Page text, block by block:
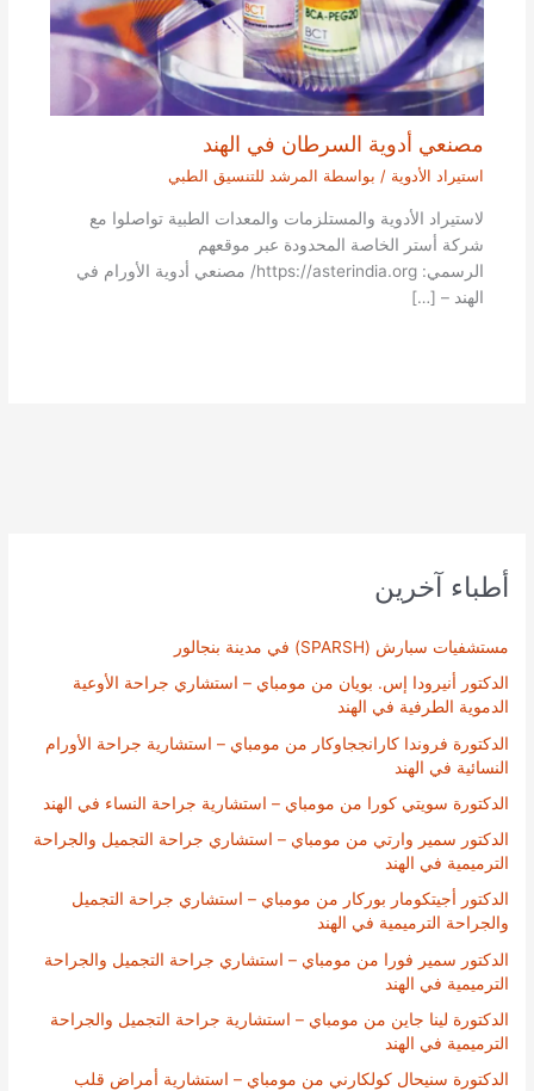
أطباء آخرين
مستشفيات سبارش (SPARSH) في مدينة بنجالور
الدكتور أنيرودا إس. بويان من مومباي – استشاري جراحة الأوعية
الدموية الطرفية في الهند
الدكتورة فروندا كارانججاوكار من مومباي – استشارية جراحة الأورام
النسائية في الهند
الدكتورة سويتي كورا من مومباي – استشارية جراحة النساء في الهند
الدكتور سمير وارتي من مومباي – استشاري جراحة التجميل والجراحة
الترميمية في الهند
الدكتور أجيتكومار بوركار من مومباي – استشاري جراحة التجميل
والجراحة الترميمية في الهند
الدكتور سمير فورا من مومباي – استشاري جراحة التجميل والجراحة
الترميمية في الهند
الدكتورة لينا جاين من مومباي – استشارية جراحة التجميل والجراحة
الترميمية في الهند
الدكتورة سنيحال كولكارني من مومباي – استشارية أمراض قلب
مصنعي أدوية السرطان في الهند
استيراد الأدوية / بواسطة المرشد للتنسيق الطبي
لاستيراد الأدوية والمستلزمات والمعدات الطبية تواصلوا مع
شركة أستر الخاصة المحدودة عبر موقعهم
الرسمي: https://asterindia.org/ مصنعي أدوية الأورام في
الهند – […]